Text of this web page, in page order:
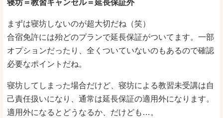
寝坊＝教習キャンセル＝延長保証外
まずは寝坊しないのが超大切だね（笑）
合宿免許には殆どのプランで延長保証がついてます。一部
オプションだったり、全くついていないのもあるので確認
必要なポイントだね。
寝坊してしまった場合だけど、寝坊による教習未受講は自
己責任扱いになり、通常は延長保証の適用外になります。
適用外になるとどうなるか、だけども…。